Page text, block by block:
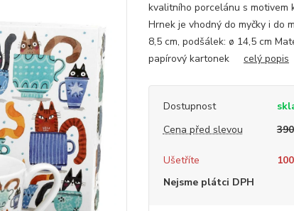
kvalitního porcelánu s motivem
Hrnek je vhodný do myčky i do
8,5 cm, podšálek: ø 14,5 cm
papírový kartonek celý popis
Dostupnost
Cena před slevou
Ušetříte
Nejsme plátci DPH